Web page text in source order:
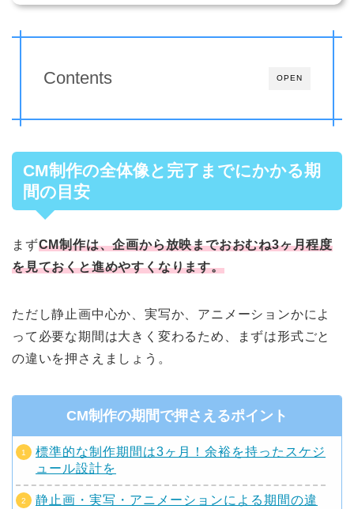
OPEN
Contents
CM制作の全体像と完了までにかかる期
間の目安
まずCM制作は、企画から放映までおおむね3ヶ月程度
を見ておくと進めやすくなります。
ただし静止画中心か、実写か、アニメーションかによ
って必要な期間は大きく変わるため、まずは形式ごと
の違いを押さえましょう。
CM制作の期間で押さえるポイント
標準的な制作期間は3ヶ月！余裕を持ったスケジ
ュール設計を
静止画・実写・アニメーションによる期間の違